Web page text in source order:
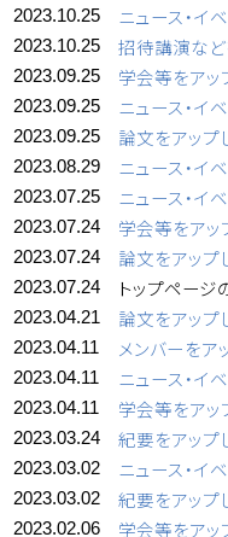
2023.10.25 ニュース・イ
2023.10.25 招待講演など
2023.09.25 学会等をアッ
2023.09.25 ニュース・イ
2023.09.25 論文をアップ
2023.08.29 ニュース・イ
2023.07.25 ニュース・イ
2023.07.24 学会等をアッ
2023.07.24 論文をアップ
2023.07.24 トップページ
2023.04.21 論文をアップ
2023.04.11 メンバーをア
2023.04.11 ニュース・イ
2023.04.11 学会等をアッ
2023.03.24 紀要をアップ
2023.03.02 ニュース・イ
2023.03.02 紀要をアップ
2023.02.06 学会等をアッ